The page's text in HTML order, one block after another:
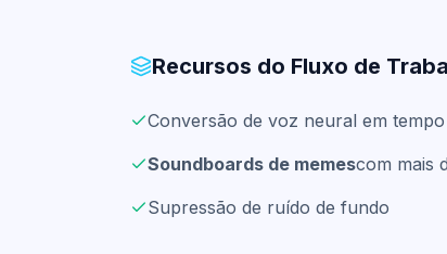
Recursos do Fluxo de
Conversão de voz neural em
Soundboards de memescom mais
Supressão de ruído de fundo